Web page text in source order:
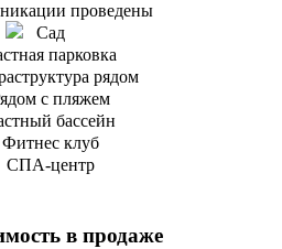
проведены
Сад
парковка
рядом
с пляжем
бассейн
клуб
СПА-центр
в продаже